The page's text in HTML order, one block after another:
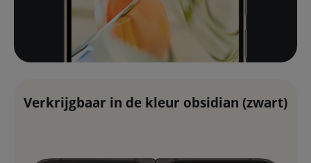
Verkrijgbaar in de kleur obsidian (zwart)